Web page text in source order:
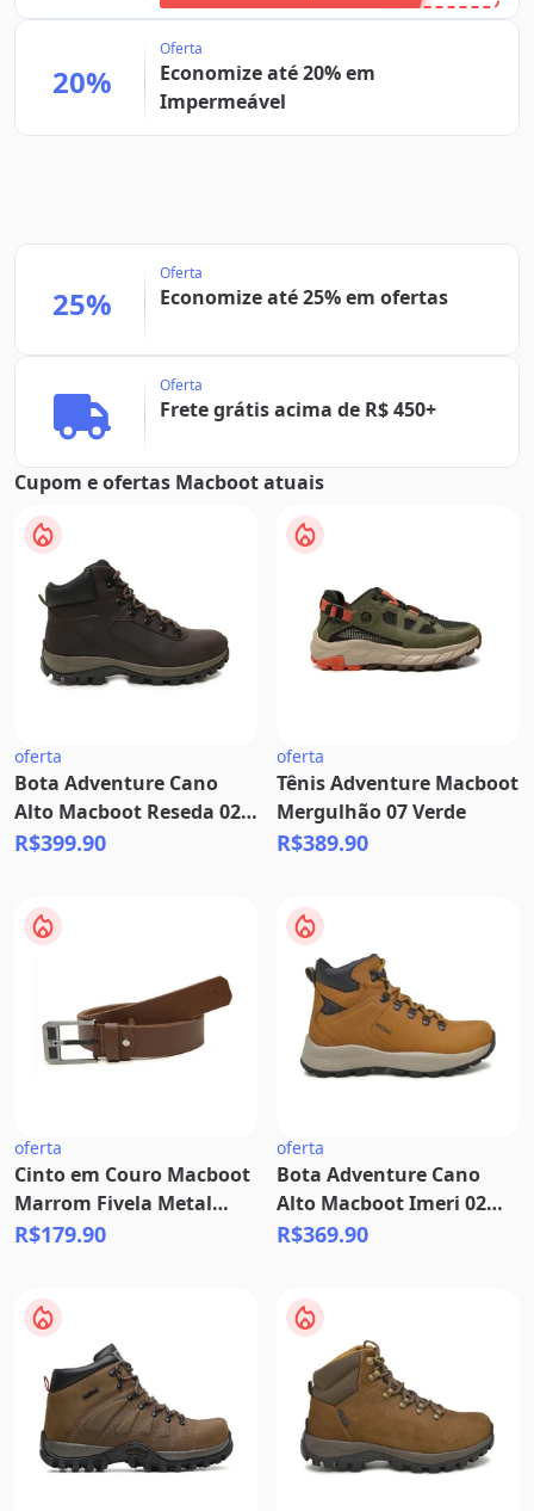
20%
Oferta
Economize até 20% em
Impermeável
25%
Oferta
Economize até 25% em ofertas
Oferta
Frete grátis acima de R$ 450+
Cupom e ofertas Macboot atuais
oferta
Bota Adventure Cano
Alto Macboot Reseda 02
Café
R$399.90
oferta
Tênis Adventure Macboot
Mergulhão 07 Verde
R$389.90
oferta
Cinto em Couro Macboot
Marrom Fivela Metal
Prata
R$179.90
oferta
Bota Adventure Cano
Alto Macboot Imeri 02
Mostarda Escuro
R$369.90